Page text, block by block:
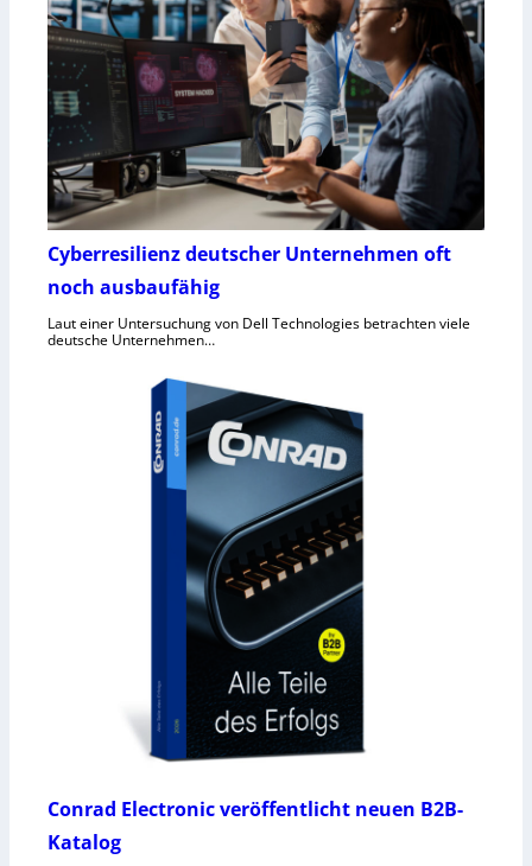
Cyberresilienz deutscher Unternehmen oft
noch ausbaufähig
Laut einer Untersuchung von Dell Technologies betrachten viele
deutsche Unternehmen…
Conrad Electronic veröffentlicht neuen B2B-
Katalog